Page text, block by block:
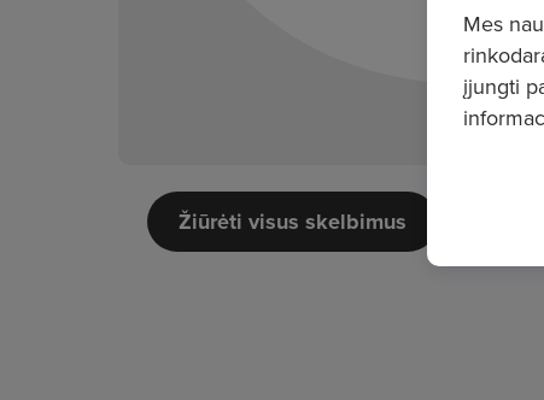
Žiūrėti visus skelbimus
Mes
įjungti